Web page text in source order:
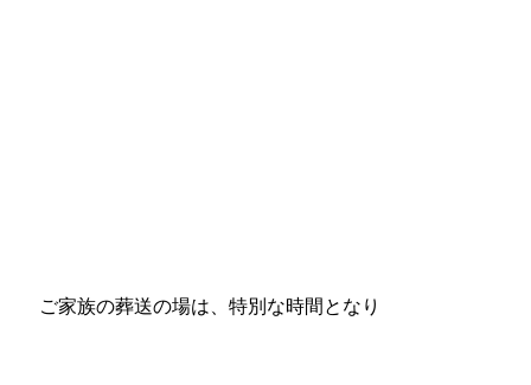
ご家族の葬送の場は、特別な時間となり